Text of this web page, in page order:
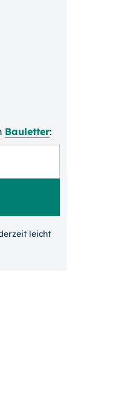
Bauletter:
leicht